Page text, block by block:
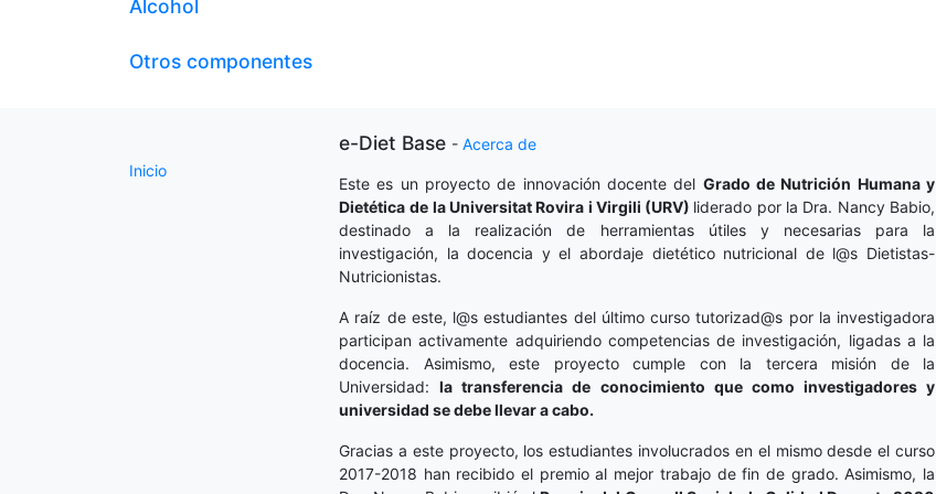
Alcohol
Otros componentes
Inicio
e-Diet Base - Acerca de
Este es un proyecto de innovación docente del Grado de Nutrición Humana y
Dietética de la Universitat Rovira i Virgili (URV) liderado por la Dra. Nancy Babio,
destinado a la realización de herramientas útiles y necesarias para la
investigación, la docencia y el abordaje dietético nutricional de l@s Dietistas-
Nutricionistas.
A raíz de este, l@s estudiantes del último curso tutorizad@s por la investigadora
participan activamente adquiriendo competencias de investigación, ligadas a la
docencia. Asimismo, este proyecto cumple con la tercera misión de la
Universidad:la transferencia de conocimiento que como investigadores y
universidad se debe llevar a cabo.
Gracias a este proyecto, los estudiantes involucrados en el mismo desde el curso
2017-2018 han recibido el premio al mejor trabajo de fin de grado. Asimismo, la